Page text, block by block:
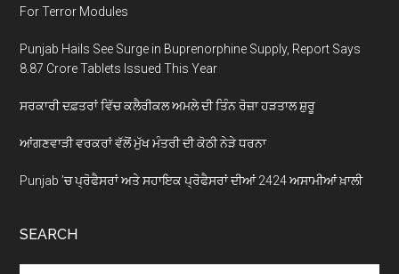
For Terror Modules
Punjab Hails See Surge in Buprenorphine Supply, Report Says
8.87 Crore Tablets Issued This Year
ਸਰਕਾਰੀ ਦਫ਼ਤਰਾਂ ਵਿੱਚ ਕਲੈਰੀਕਲ ਅਮਲੇ ਦੀ ਤਿੰਨ ਰੋਜ਼ਾ ਹੜਤਾਲ ਸ਼ੁਰੂ
ਆਂਗਣਵਾੜੀ ਵਰਕਰਾਂ ਵੱਲੋਂ ਮੁੱਖ ਮੰਤਰੀ ਦੀ ਕੋਠੀ ਨੇੜੇ ਧਰਨਾ
Punjab ’ਚ ਪ੍ਰੋਫੈਸਰਾਂ ਅਤੇ ਸਹਾਇਕ ਪ੍ਰੋਫੈਸਰਾਂ ਦੀਆਂ 2424 ਅਸਾਮੀਆਂ ਖ਼ਾਲੀ
SEARCH